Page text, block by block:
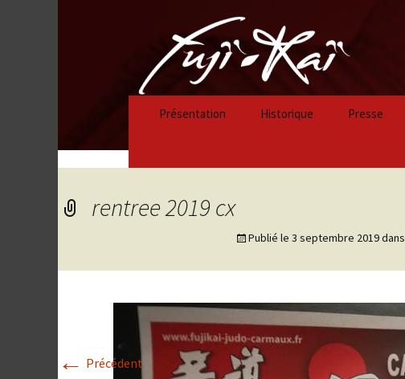
Présentation Historique
Historique 2018/2019
Historique 2017-2018
Presse
rentree 2019 cx
Publié le 3 septembre 2019dans
← Précédent